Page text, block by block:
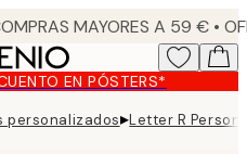
EN PÓSTERS*
personalizados▸Letter R